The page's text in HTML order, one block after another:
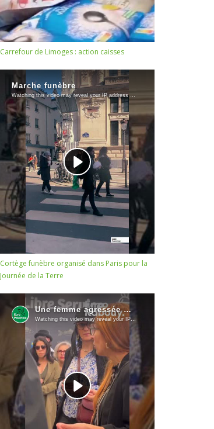
Carrefour de Limoges : action caisses
Cortège funèbre organisé dans Paris pour la
Journée de la Terre